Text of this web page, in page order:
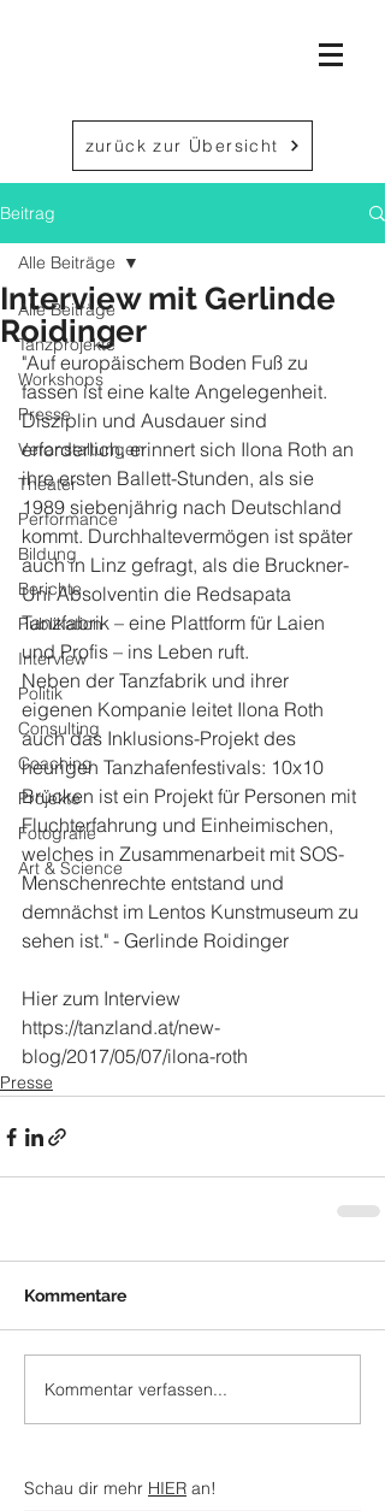
zurück zur Übersicht
Beitrag
Alle Beiträge
Tanzprojekte
Workshops
Presse
Veranstaltungen
Theater
Performance
Bildung
Berichte
Publikation
Interview
Politik
Consulting
Coaching
Projekte
Fotografie
Art & Science
Alle Beiträge
Interview mit Gerlinde
Roidinger
"Auf europäischem Boden Fuß zu
fassen ist eine kalte Angelegenheit.
Disziplin und Ausdauer sind
erforderlich, erinnert sich Ilona Roth an
ihre ersten Ballett-Stunden, als sie
1989 siebenjährig nach Deutschland
kommt. Durchhaltevermögen ist später
auch in Linz gefragt, als die Bruckner-
Uni Absolventin die Redsapata
Tanzfabrik – eine Plattform für Laien
und Profis – ins Leben ruft.
Neben der Tanzfabrik und ihrer
eigenen Kompanie leitet Ilona Roth
auch das Inklusions-Projekt des
heurigen Tanzhafenfestivals: 10x10
Brücken ist ein Projekt für Personen mit
Fluchterfahrung und Einheimischen,
welches in Zusammenarbeit mit SOS-
Menschenrechte entstand und
demnächst im Lentos Kunstmuseum zu
sehen ist." - Gerlinde Roidinger
Hier zum Interview
https://tanzland.at/new-
blog/2017/05/07/ilona-roth
Presse
Kommentare
Kommentar verfassen...
Schau dir mehr HIER an!